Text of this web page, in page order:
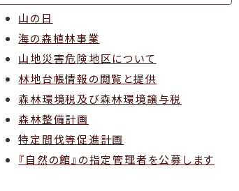
山の日
海の森植林事業
山地災害危険地区について
林地台帳情報の閲覧と提供
森林環境税及び森林環境譲与税
森林整備計画
特定間伐等促進計画
『自然の館』の指定管理者を公募します